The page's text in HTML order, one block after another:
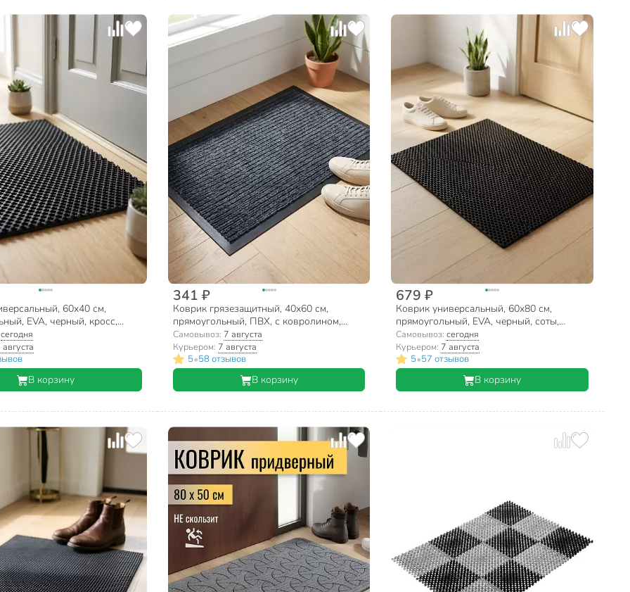
60х40 см,
EVA, черный, кросс,
сегодня
августа
В корзину
341 ₽
Коврик грязезащитный, 40х60 см,
прямоугольный, ПВХ, с ковролином,
серый, Floor mat Комфорт, ComeForte,
XTL-1003
Самовывоз: 7 августа
Курьером: 7 августа
5•58 отзывов
В корзину
679 ₽
Коврик универсальный, 60х80 см,
прямоугольный, EVA, черный, соты,
УК060080
Самовывоз:сегодня
Курьером: 7 августа
5•57 отзывов
В корзину